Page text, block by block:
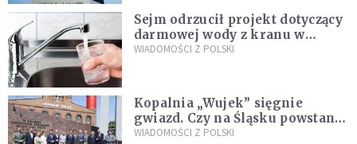
Sejm odrzucił projekt dotyczący
darmowej wody z kranu w
restauracjach
WIADOMOŚCI Z POLSKI
Kopalnia „Wujek” sięgnie
gwiazd. Czy na Śląsku powstanie
„Dolina Krzemowa”?
WIADOMOŚCI Z POLSKI